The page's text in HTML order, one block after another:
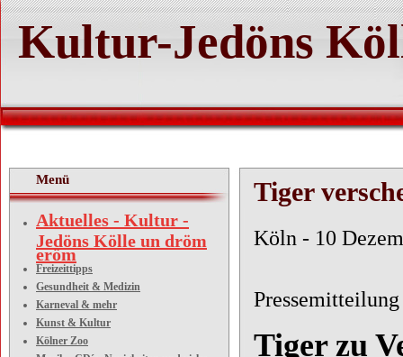
Kultur-Jedöns
Menü
Aktuelles - Kultur -
Jedöns Kölle un dröm
eröm
Freizeittipps
Gesundheit & Medizin
Karneval & mehr
Kunst & Kultur
Kölner Zoo
Tiger
Köln - 10
Pressemitteilung
Tiger zu